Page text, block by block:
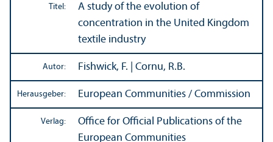
Titel:
A study of the evolution of
concentration in the United Kingdom
textile industry
Autor: Fishwick, F. | Cornu, R.B.
Herausgeber: European Communities / Commission
Verlag:
Office for Official Publications of the
European Communities